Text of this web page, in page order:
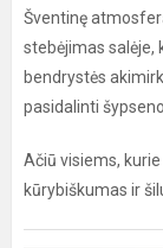
Šventinę
stebėjimas salėje,
bendrystės
pasidalinti
Ačiū visiems,
kūrybiškumas ir